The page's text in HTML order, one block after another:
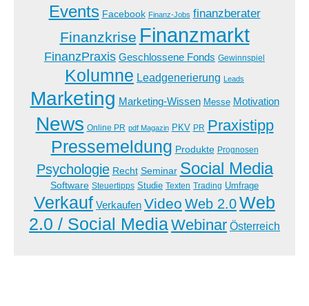
Events Facebook Finanz-Jobs finanzberater
Finanzkrise Finanzmarkt
FinanzPraxis Geschlossene Fonds Gewinnspiel
Kolumne Leadgenerierung Leads
Marketing Marketing-Wissen Messe Motivation
News Online PR pdf Magazin PKV PR Praxistipp
Pressemeldung Produkte Prognosen
Psychologie Recht Seminar Social Media
Software Steuertipps Studie Texten Trading Umfrage
Verkauf Verkaufen Video Web 2.0Web
2.0 / Social MediaWebinar Österreich